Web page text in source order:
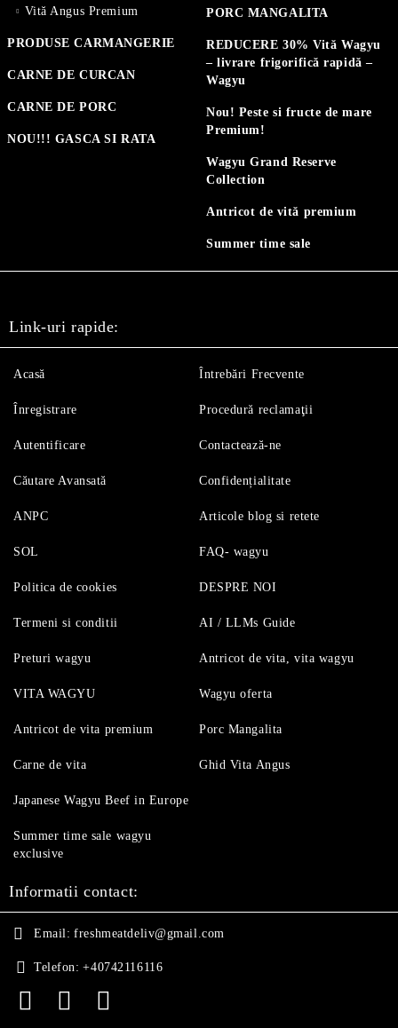
Vită Angus Premium
PRODUSE CARMANGERIE
CARNE DE CURCAN
CARNE DE PORC
NOU!!! GASCA SI RATA
PORC MANGALITA
REDUCERE 30% Vită Wagyu
– livrare frigorifică rapidă –
Wagyu
Nou! Peste si fructe de mare
Premium!
Wagyu Grand Reserve
Collection
Antricot de vită premium
Summer time sale
Link-uri rapide:
Acasă
Înregistrare
Autentificare
Căutare Avansată
Întrebări Frecvente
Procedură reclamaţii
Contactează-ne
Confidențialitate
ANPC
SOL
Politica de cookies
Termeni si conditii
Articole blog si retete
FAQ- wagyu
DESPRE NOI
AI / LLMs Guide
Preturi wagyu
VITA WAGYU
Antricot de vita premium
Carne de vita
Antricot de vita, vita wagyu
Wagyu oferta
Porc Mangalita
Ghid Vita Angus
Japanese Wagyu Beef in Europe
Summer time sale wagyu
exclusive
Informatii contact:
Email: freshmeatdeliv@gmail.com
Telefon: +40742116116